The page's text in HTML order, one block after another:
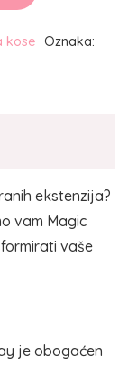
kose Oznaka:
ekstenzija?
vam Magic
vaše
je obogaćen